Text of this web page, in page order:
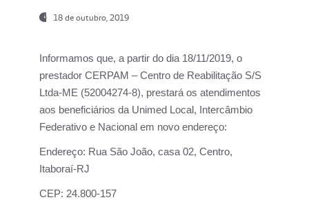
18 de outubro, 2019
Informamos que, a partir do dia 18/11/2019, o
prestador CERPAM – Centro de Reabilitação S/S
Ltda-ME (52004274-8), prestará os atendimentos
aos beneficiários da Unimed Local, Intercâmbio
Federativo e Nacional em novo endereço:
Endereço: Rua São João, casa 02, Centro,
Itaboraí-RJ
CEP: 24.800-157